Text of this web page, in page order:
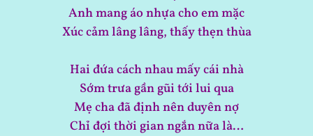
Anh mang áo nhựa cho em mặc
Xúc cảm lâng lâng, thấy thẹn thùa
Hai đứa cách nhau mấy cái nhà
Sớm trưa gần gũi tới lui qua
Mẹ cha đã định nên duyên nợ
Chỉ đợi thời gian ngắn nữa là…